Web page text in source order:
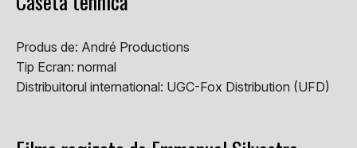
Produs de: André Productions
Tip Ecran: normal
Distribuitorul international: UGC-Fox Distribution (UFD)